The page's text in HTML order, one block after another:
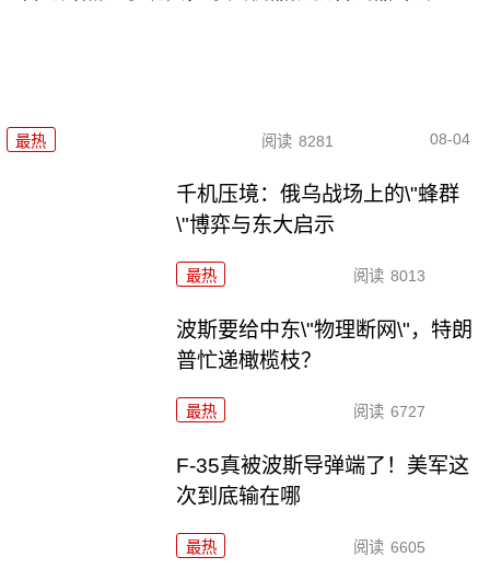
最热 阅读 8281 08-04
千机压境：俄乌战场上的\"蜂群
\"博弈与东大启示
最热 阅读 8013
波斯要给中东\"物理断网\"，特朗
普忙递橄榄枝？
最热 阅读 6727
F-35真被波斯导弹端了！美军这
次到底输在哪
最热 阅读 6605